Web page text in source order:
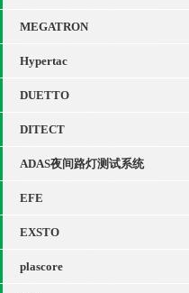
MEGATRON
Hypertac
DUETTO
DITECT
ADAS夜间路灯测试系统
EFE
EXSTO
plascore